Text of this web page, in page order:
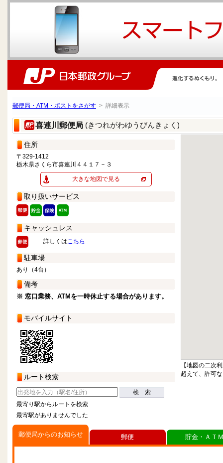
郵便局・ATM・ポストをさがす > 詳細表示
喜連川郵便局 (きつれがわゆうびんきょく)
住所
〒329-1412
栃木県さくら市喜連川４４１７－３
大きな地図で見る
取り扱いサービス
キャッシュレス
詳しくはこちら
駐車場
あり（4台）
備考
※ 窓口業務、ATMを一時休止する場合があります。
モバイルサイト
ルート検索
検 索
最寄り駅からルートを検索
最寄駅がありませんでした
【地図の二次
超えて、許可
郵便局からのお知らせ 郵便 貯金・ＡＴ